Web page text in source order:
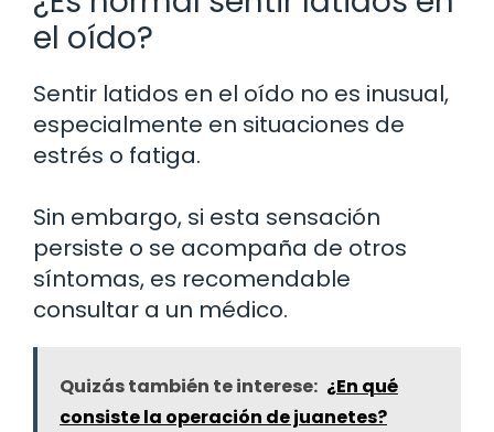
el oído?
Sentir latidos en el oído no es inusual,
especialmente en situaciones de
estrés o fatiga.
Sin embargo, si esta sensación
persiste o se acompaña de otros
síntomas, es recomendable
consultar a un médico.
Quizás también te interese: ¿En qué
consiste la operación de juanetes?